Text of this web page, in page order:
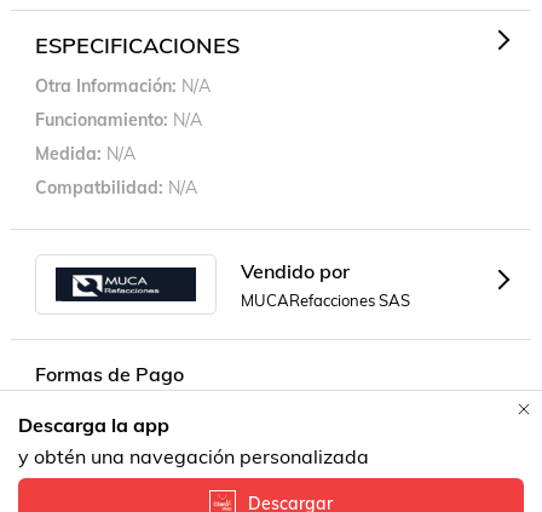
ESPECIFICACIONES
Otra Información N/A
Funcionamiento N/A
Medida N/A
Compatbilidad N/A
Vendido por
MUCARefacciones SAS
Formas de Pago
Descarga la app
y obtén una navegación personalizada
Descargar